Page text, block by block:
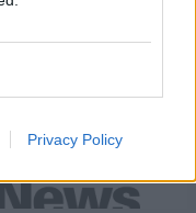
Privacy Policy
κέρδη 313 εκατ. ευρώ